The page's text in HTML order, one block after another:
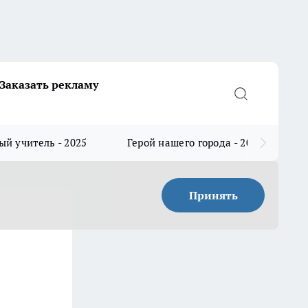
Заказать рекламу
учитель - 2025 Герой нашего города - 2025
Принять